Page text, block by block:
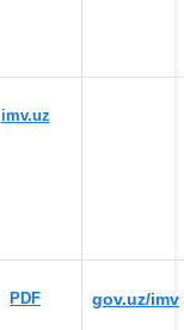
imv.uz
PDF gov.uz/imv